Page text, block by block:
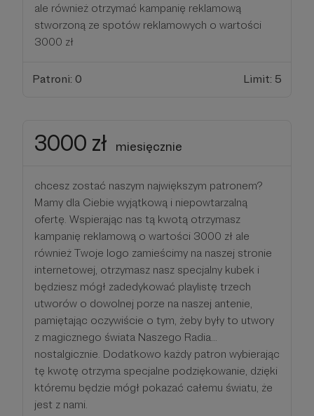
ale również otrzymać kampanię reklamową
stworzoną ze spotów reklamowych o wartości
3000 zł
Patroni: 0 Limit: 5
3000 zł miesięcznie
chcesz zostać naszym największym patronem?
Mamy dla Ciebie wyjątkową i niepowtarzalną
ofertę. Wspierając nas tą kwotą otrzymasz
kampanię reklamową o wartości 3000 zł ale
również Twoje logo zamieścimy na naszej stronie
internetowej, otrzymasz nasz specjalny kubek i
będziesz mógł zadedykować playlistę trzech
utworów o dowolnej porze na naszej antenie,
pamiętając oczywiście o tym, żeby były to utwory
z magicznego świata Naszego Radia...
nostalgicznie. Dodatkowo każdy patron wybierając
tę kwotę otrzyma specjalne podziękowanie, dzięki
któremu będzie mógł pokazać całemu światu, że
jest z nami.